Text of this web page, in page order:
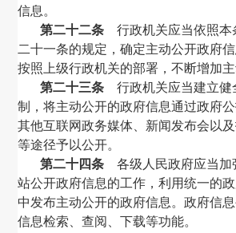
信息。
第二十二条 行政机关应当依照本
二十一条的规定，确定主动公开政府
按照上级行政机关的部署，不断增加主
第二十三条 行政机关应当建立健
制，将主动公开的政府信息通过政府
其他互联网政务媒体、新闻发布会以
等途径予以公开。
第二十四条 各级人民政府应当加
站公开政府信息的工作，利用统一的
中发布主动公开的政府信息。政府信
信息检索、查阅、下载等功能。